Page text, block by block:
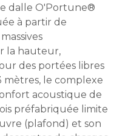
dalle O'Portune®
à partir de
la hauteur,
des portées libres
mètres, le complexe
acoustique de
préfabriquée limite
(plafond) et son